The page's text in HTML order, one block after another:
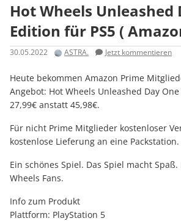
Hot Wheels Unleashed
Edition für PS5 (
30.05.2022 ASTRA. Jetzt kommentieren
Heute bekommen Amazon Prime
Angebot: Hot Wheels Unleashed Day
27,99€ anstatt 45,98€.
Für nicht Prime Mitglieder kostenloser
kostenlose Lieferung an eine Packstation.
Ein schönes Spiel. Das Spiel macht
Wheels Fans.
Info zum Produkt
Plattform: PlayStation 5